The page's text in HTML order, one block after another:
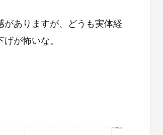
ありますが、どうも実体経
が怖いな。